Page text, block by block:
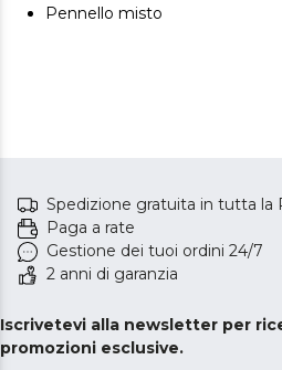
Pennello misto
Spedizione gratuita in tutta la
Paga a rate
Gestione dei tuoi ordini 24/7
2 anni di garanzia
Iscrivetevi alla newsletter per
promozioni esclusive.